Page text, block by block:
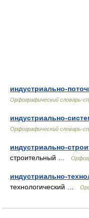
индустриально-
Орфографический словарь-
индустриально-
Орфографический словарь-
индустриально-
строительный …
индустриально-
технологический …